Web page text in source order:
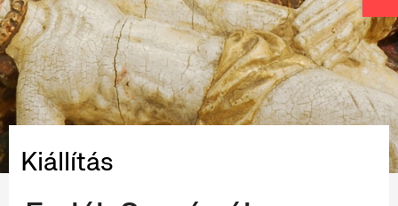
Kiállítás